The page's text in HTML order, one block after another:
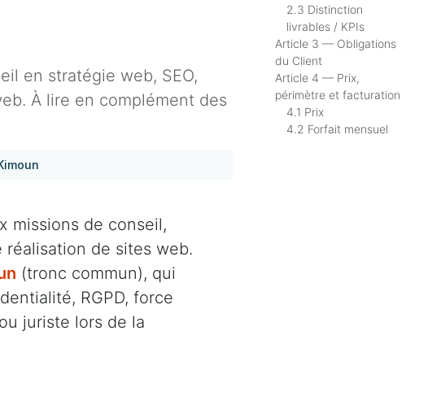
en stratégie web, SEO,
À lire en complément des
missions de conseil,
réalisation de sites web.
(tronc commun), qui
RGPD, force
juriste lors de la
2.3 Distinction
livrables / KPIs
Article 3 — Obligations
du Client
Article 4 — Prix,
périmètre et facturation
4.1 Prix
4.2 Forfait mensuel